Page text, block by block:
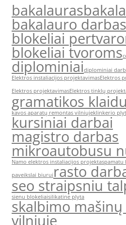
bakalauras
bakalauro darbas
blokeliai
blokeliai tvoroms
diplominiaidiplominiai
Elektros instaliacijos projektavimasElektros
Elektros projektavimasElektros tinklų
gramatikos
kavos aparatų remontas vilniujeklinkerio
kursiniai darbai
magistro darbas
mikroautobusu
Namo elektros instaliacijos projektaspamatu
paveikslai biurui rasto
seo straipsniu
sienu blokeliaisilikatine plyta
skalbimo
vilniuje